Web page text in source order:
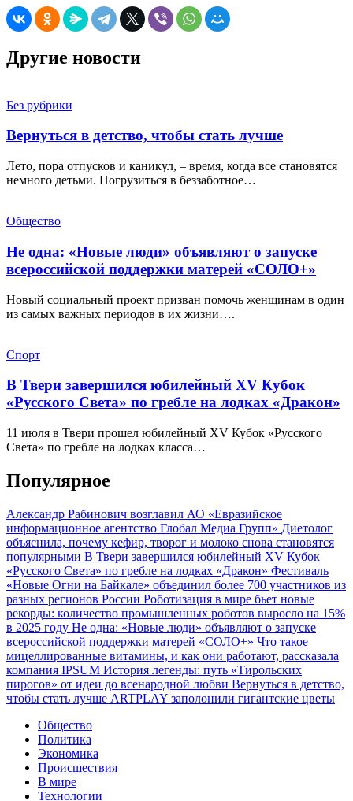
Другие новости
Без рубрики
Вернуться в детство, чтобы стать лучше
Лето, пора отпусков и каникул, – время, когда все становятся
немного детьми. Погрузиться в беззаботное…
Общество
Не одна: «Новые люди» объявляют о запуске
всероссийской поддержки матерей «СОЛО+»
Новый социальный проект призван помочь женщинам в один
из самых важных периодов в их жизни….
Спорт
В Твери завершился юбилейный XV Кубок
«Русского Света» по гребле на лодках «Дракон»
11 июля в Твери прошел юбилейный XV Кубок «Русского
Света» по гребле на лодках класса…
Популярное
Александр Рабинович возглавил АО «Евразийское
информационное агентство Глобал Медиа Групп» Диетолог
объяснила, почему кефир, творог и молоко снова становятся
популярными В Твери завершился юбилейный XV Кубок
«Русского Света» по гребле на лодках «Дракон» Фестиваль
«Новые Огни на Байкале» объединил более 700 участников из
разных регионов России Роботизация в мире бьет новые
рекорды: количество промышленных роботов выросло на 15%
в 2025 году Не одна: «Новые люди» объявляют о запуске
всероссийской поддержки матерей «СОЛО+» Что такое
мицеллированные витамины, и как они работают, рассказала
компания IPSUM История легенды: путь «Тирольских
пирогов» от идеи до всенародной любви Вернуться в детство,
чтобы стать лучше ARTPLAY заполонили гигантские цветы
Общество
Политика
Экономика
Происшествия
В мире
Технологии